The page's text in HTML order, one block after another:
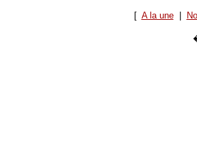
[ A la une|